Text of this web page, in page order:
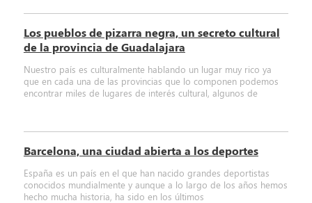
Los pueblos de pizarra negra, un secreto cultural
de la provincia de Guadalajara
Nuestro país es culturalmente hablando un lugar muy rico ya
que en cada una de las provincias que lo componen podemos
encontrar miles de lugares de interés cultural, algunos de
Barcelona, una ciudad abierta a los deportes
España es un país en el que han nacido grandes deportistas
conocidos mundialmente y aunque a lo largo de los años hemos
hecho mucha historia, ha sido en los últimos